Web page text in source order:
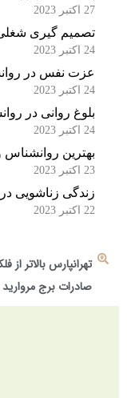
تصمیم گیری شغلی
عزت نفس در
بلوغ روانی در
بهترین روانشناس و
زندگی زناشویی در
صادرات برج مروارید طبقه